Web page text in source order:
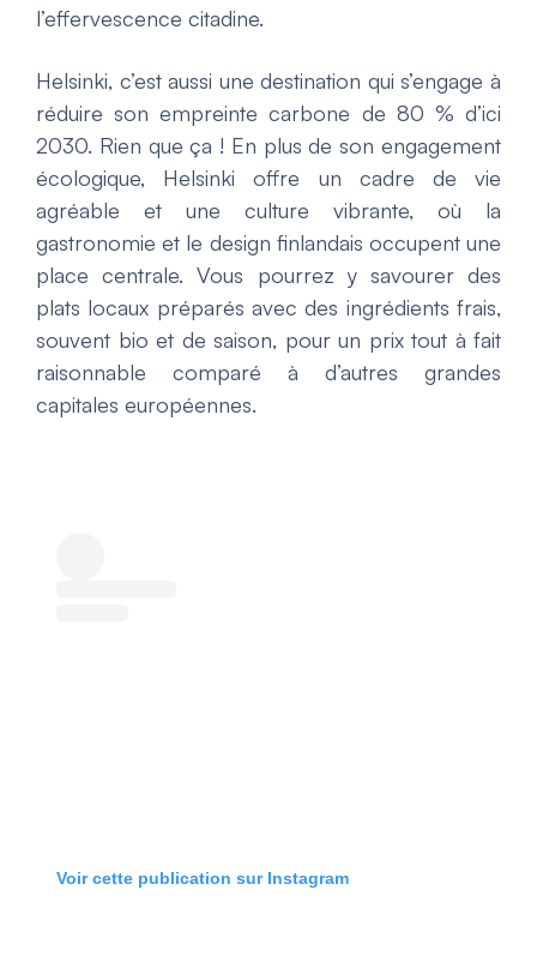
l’effervescence citadine.
Helsinki, c’est aussi une destination qui s’engage à
réduire son empreinte carbone de 80 % d’ici
2030. Rien que ça ! En plus de son engagement
écologique, Helsinki offre un cadre de vie
agréable et une culture vibrante, où la
gastronomie et le design finlandais occupent une
place centrale. Vous pourrez y savourer des
plats locaux préparés avec des ingrédients frais,
souvent bio et de saison, pour un prix tout à fait
raisonnable comparé à d’autres grandes
capitales européennes.
Voir cette publication sur Instagram